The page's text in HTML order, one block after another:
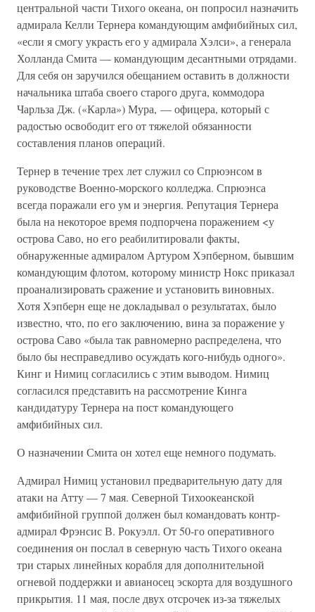
центральной части Тихого океана, он попросил назначить
адмирала Келли Тернера командующим амфибийных сил,
«если я смогу украсть его у адмирала Хэлси», а генерала
Холланда Смита — командующим десантными отрядами.
Для себя он заручился обещанием оставить в должности
начальника штаба своего старого друга, коммодора
Чарльза Дж. («Карла») Мура, — офицера, который с
радостью освободит его от тяжелой обязанности
составления планов операций.
Тернер в течение трех лет служил со Спрюэнсом в
руководстве Военно-морского колледжа. Спрюэнса
всегда поражали его ум и энергия. Репутация Тернера
была на некоторое время подпорчена поражением <у
острова Саво, но его реабилитировали факты,
обнаруженные адмиралом Артуром Хэпберном, бывшим
командующим флотом, которому министр Нокс приказал
проанализировать сражение и установить виновных.
Хотя Хэпберн еще не докладывал о результатах, было
известно, что, по его заключению, вина за поражение у
острова Саво «была так равномерно распределена, что
было бы несправедливо осуждать кого-нибудь одного».
Кинг и Нимиц согласились с этим выводом. Нимиц
согласился представить на рассмотрение Кинга
кандидатуру Тернера на пост командующего
амфибийных сил.
О назначении Смита он хотел еще немного подумать.
Адмирал Нимиц установил предварительную дату для
атаки на Атту — 7 мая. Северной Тихоокеанской
амфибийной группой должен был командовать контр-
адмирал Фрэнсис В. Рокуэлл. От 50-го оперативного
соединения он послал в северную часть Тихого океана
три старых линейных корабля для дополнительной
огневой поддержки и авианосец эскорта для воздушного
прикрытия. 11 мая, после двух отсрочек из-за тяжелых